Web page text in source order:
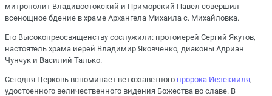
митрополит Владивостокский и Приморский Павел совершил
всенощное бдение в храме Архангела Михаила с. Михайловка.
Его Высокопреосвященству сослужили: протоиерей Сергий Якутов,
настоятель храма иерей Владимир Яковченко, диаконы Адриан
Чунчук и Василий Талько.
Сегодня Церковь вспоминает ветхозаветного пророка Иезекииля,
удостоенного величественного видения Божества во славе. В